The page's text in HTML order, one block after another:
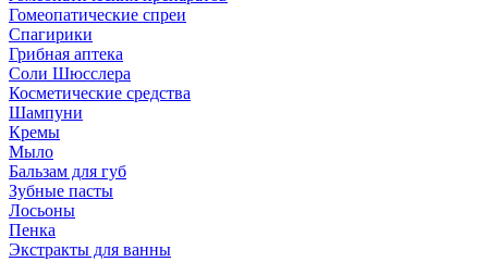
Гомеопатические спреи
Спагирики
Грибная аптека
Соли Шюсслера
Косметические средства
Шампуни
Кремы
Мыло
Бальзам для губ
Зубные пасты
Лосьоны
Пенка
Экстракты для ванны